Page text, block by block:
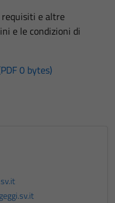
requisiti e altre
e le condizioni di
0 bytes)